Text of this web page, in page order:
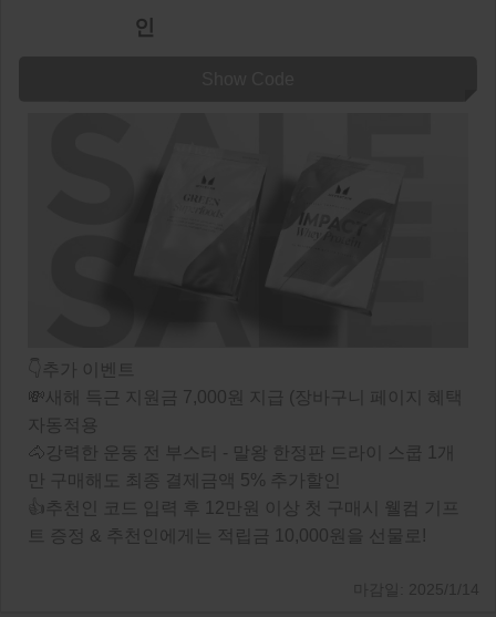
인
👇추가 이벤트
💸새해 득근 지원금 7,000원 지급 (장바구니 페이지 혜택
자동적용
🐴강력한 운동 전 부스터 - 말왕 한정판 드라이 스쿱 1개
만 구매해도 최종 결제금액 5% 추가할인
👍추천인 코드 입력 후 12만원 이상 첫 구매시 웰컴 기프
트 증정 & 추천인에게는 적립금 10,000원을 선물로!